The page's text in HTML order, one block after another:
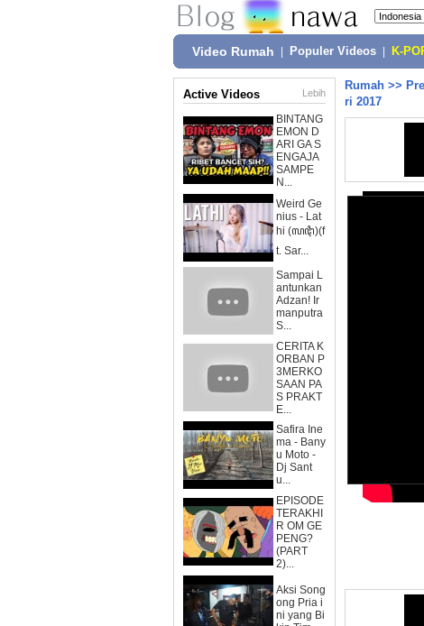
Video Rumah Populer Videos K-
Active Videos Lebih
BINTANG
EMON D
ARI GA S
ENGAJA
SAMPE
N...
Weird Ge
nius - Lat
hi (ꦭꦛꦶ)(f
t. Sar...
Sampai L
antunkan
Adzan! Ir
manputra
S...
CERITA K
ORBAN P
3MERKO
SAAN PA
S PRAKT
E...
Safira Ine
ma - Bany
u Moto -
Dj Sant
u...
EPISODE
TERAKHI
R OM GE
PENG?
(PART
2)...
Aksi Song
ong Pria i
ni yang Bi
Rumah >>
ri 2017